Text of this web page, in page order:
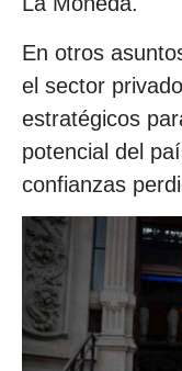
En otros
el sector
estratégicos
potencial del
confianzas